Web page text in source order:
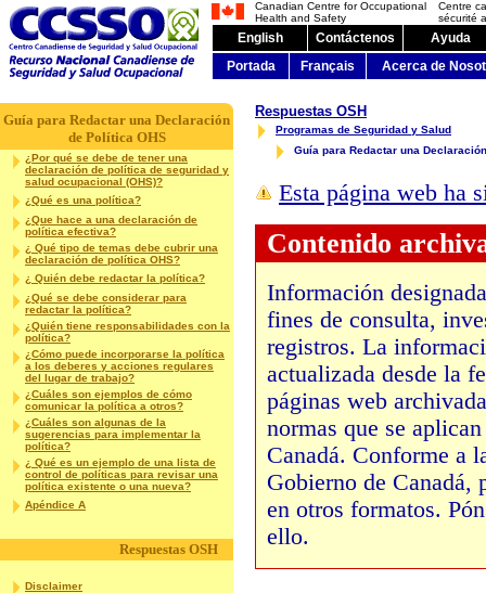
Canadian Centre for Occupational
Health and Safety
Centre
sécurité
English Contáctenos
Ayuda
Portada
Français Acerca de
Guía para Redactar una Declaración
de Política OHS
¿Por qué se debe de tener una
declaración de política de seguridad y
salud ocupacional (OHS)?
¿Qué es una política?
¿Que hace a una declaración de
política efectiva?
¿ Qué tipo de temas debe cubrir una
declaración de política OHS?
¿ Quién debe redactar la política?
¿Qué se debe considerar para
redactar la política?
¿Quién tiene responsabilidades con la
política?
¿Cómo puede incorporarse la política
a los deberes y acciones regulares
del lugar de trabajo?
¿Cuáles son ejemplos de cómo
comunicar la política a otros?
¿Cuáles son algunas de la
sugerencias para implementar la
política?
¿ Qué es un ejemplo de una lista de
control de políticas para revisar una
política existente o una nueva?
Apéndice A
Respuestas OSH
Disclaimer
Respuestas OSH
Programas de Seguridad y Salud
Guía para Redactar una
Esta página web ha
Contenido
Información
fines de consulta,
registros. La
actualizada desde la
páginas web
normas que se
Canadá. Conforme a
Gobierno de Canadá,
en otros formatos.
ello.